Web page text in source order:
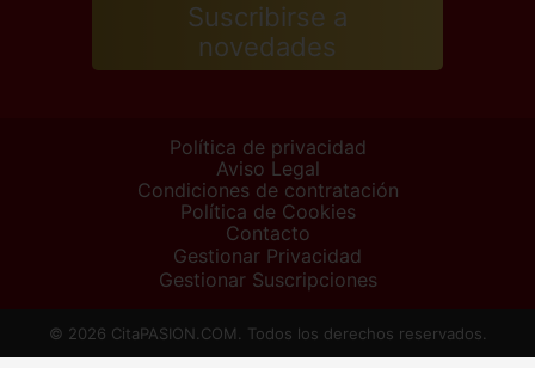
Suscribirse a
novedades
Política de privacidad
Aviso Legal
Condiciones de contratación
Política de Cookies
Contacto
Gestionar Privacidad
Gestionar Suscripciones
© 2026 CitaPASION.COM. Todos los derechos reservados.